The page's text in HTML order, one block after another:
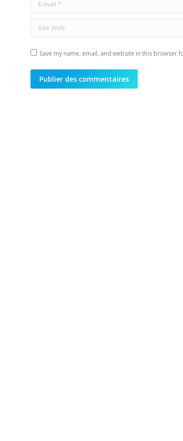
Site Web
Save my name, email, and website in this browser
Publier des commentaires